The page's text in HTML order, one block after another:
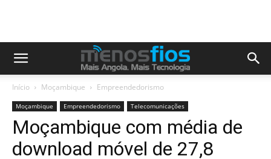
Início Moçambique Empreendedorismo
Moçambique Empreendedorismo Telecomunicações
Moçambique com média de
download móvel de 27,8